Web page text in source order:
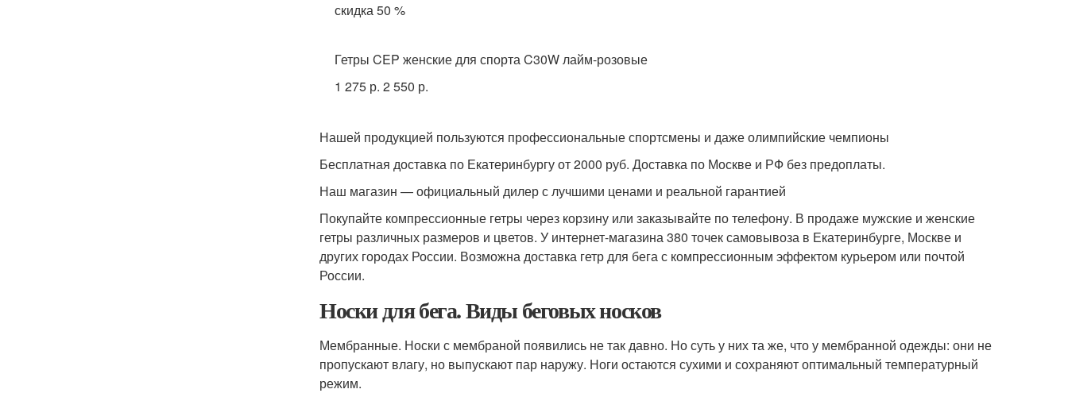
скидка 50 %
Гетры CEP женские для спорта C30W лайм-розовые
1 275 р. 2 550 р.
Нашей продукцией пользуются профессиональные спортсмены и даже олимпийские чемпионы
Бесплатная доставка по Екатеринбургу от 2000 руб. Доставка по Москве и РФ без предоплаты.
Наш магазин — официальный дилер с лучшими ценами и реальной гарантией
Покупайте компрессионные гетры через корзину или заказывайте по телефону. В продаже мужские и женские
гетры различных размеров и цветов. У интернет-магазина 380 точек самовывоза в Екатеринбурге, Москве и
других городах России. Возможна доставка гетр для бега с компрессионным эффектом курьером или почтой
России.
Носки для бега. Виды беговых носков
Мембранные. Носки с мембраной появились не так давно. Но суть у них та же, что у мембранной одежды: они не
пропускают влагу, но выпускают пар наружу. Ноги остаются сухими и сохраняют оптимальный температурный
режим.